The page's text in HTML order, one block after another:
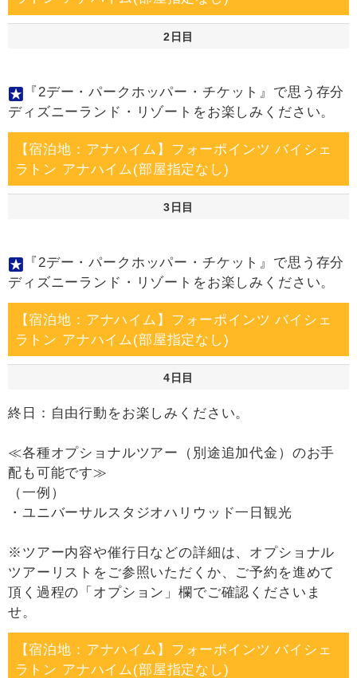
2日目
『2デー・パークホッパー・チケット』で思う存分
ディズニーランド・リゾートをお楽しみください。
【宿泊地：アナハイム】フォーポインツ バイシェ
ラトン アナハイム(部屋指定なし)
3日目
『2デー・パークホッパー・チケット』で思う存分
ディズニーランド・リゾートをお楽しみください。
【宿泊地：アナハイム】フォーポインツ バイシェ
ラトン アナハイム(部屋指定なし)
4日目
終日：自由行動をお楽しみください。
≪各種オプショナルツアー（別途追加代金）のお手
配も可能です≫
（一例）
・ユニバーサルスタジオハリウッド一日観光
※ツアー内容や催行日などの詳細は、オプショナル
ツアーリストをご参照いただくか、ご予約を進めて
頂く過程の「オプション」欄でご確認くださいま
せ。
【宿泊地：アナハイム】フォーポインツ バイシェ
ラトン アナハイム(部屋指定なし)